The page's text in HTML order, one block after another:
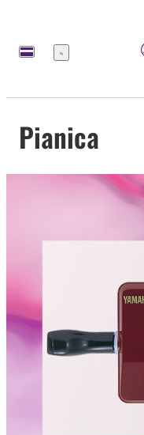
Nabídka
Pianica